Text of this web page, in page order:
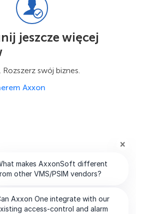
jeszcze więcej
Rozszerz swój biznes.
Axxon